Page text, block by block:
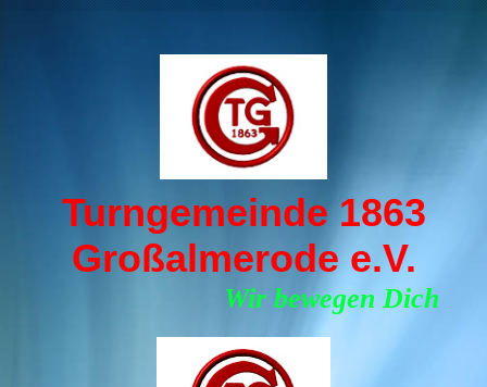
Turngemeinde 1863
Großalmerode e.V.
Wir bewegen Dich